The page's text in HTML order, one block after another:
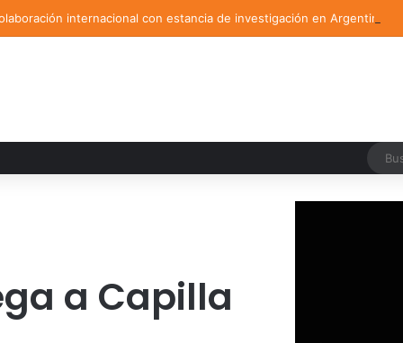
internacional con estancia de investigación en Argentina
a Capilla